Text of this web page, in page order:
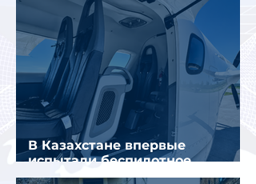
В Казахстане впервые
испытали беспилотное
аэротакси с пассажирами